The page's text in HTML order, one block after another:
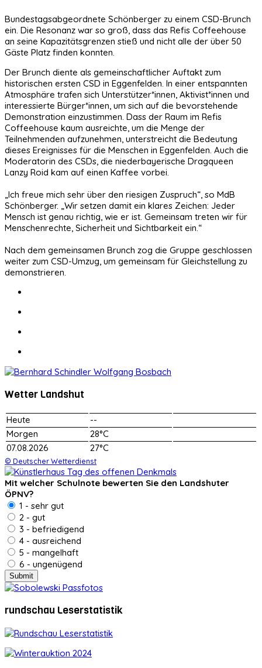
Bundestagsabgeordnete Schönberger zu einem CSD-Brunch
ein. Die Resonanz war so groß, dass das Refis Coffeehouse
an seine Kapazitätsgrenzen stieß und nicht alle der über 50
Gäste Platz finden konnten.
Der Brunch diente als gemeinschaftlicher Auftakt zum
historischen ersten CSD in Eggenfelden. In einer entspannten
Atmosphäre trafen sich Unterstützer*innen, Aktivist*innen und
interessierte Bürger*innen, um sich auf die bevorstehende
Demonstration einzustimmen. Dass der Raum im Refis
Coffeehouse kaum ausreichte, um die Menge der
Teilnehmenden aufzunehmen, unterstreicht die Bedeutung
dieses Ereignisses für die Menschen in Eggenfelden. Auch die
Moderatorin des CSDs, die niederbayerische Dragqueen
Lanzy Roid kam auf einen Kaffee vorbei.
„Ich freue mich sehr über den riesigen Zuspruch“, so MdB
Schönberger. „Wir setzen damit ein klares Zeichen: Jeder
Mensch ist genau richtig, wie er ist. Gemeinsam treten wir für
Menschenrechte, Sicherheit und Sichtbarkeit ein.“
Nach dem gemeinsamen Brunch zog die Gruppe geschlossen
weiter zum CSD-Umzug, um gemeinsam für Gleichstellung zu
demonstrieren.
Wetter Landshut
Heute
--
Morgen
28°C
07.08.2026
27°C
© Deutscher Wetterdienst
Mit welcher Schulnote bewerten Sie den Landshuter
ÖPNV?
1 - sehr gut
2 - gut
3 - befriedigend
4 - ausreichend
5 - mangelhaft
6 - ungenügend
rundschau Leserstatistik